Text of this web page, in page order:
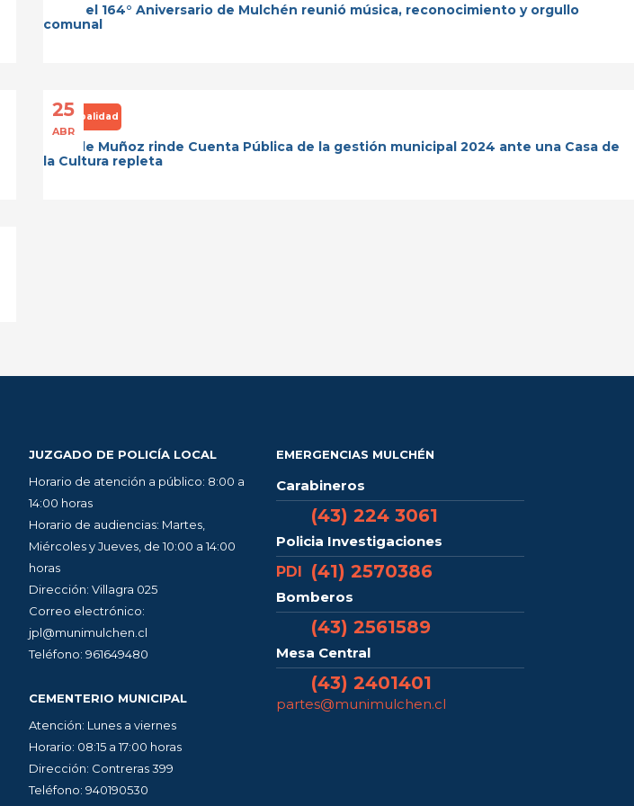
Gala del 164° Aniversario de Mulchén reunió música, reconocimiento y orgullo
comunal
25
ABR
Municipalidad
Alcalde Muñoz rinde Cuenta Pública de la gestión municipal 2024 ante una Casa de
la Cultura repleta
JUZGADO DE POLICÍA LOCAL
Horario de atención a público: 8:00 a
14:00 horas
Horario de audiencias: Martes,
Miércoles y Jueves, de 10:00 a 14:00
horas
Dirección: Villagra 025
Correo electrónico:
jpl@munimulchen.cl
Teléfono: 961649480
CEMENTERIO MUNICIPAL
Atención: Lunes a viernes
Horario: 08:15 a 17:00 horas
Dirección: Contreras 399
Teléfono: 940190530
EMERGENCIAS MULCHÉN
Carabineros
(43) 224 3061
Policia Investigaciones
PDI
(41) 2570386
Bomberos
(43) 2561589
Mesa Central
(43) 2401401
partes@munimulchen.cl